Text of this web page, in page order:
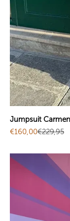
Jumpsuit
Angebot
€160,00Regulärer
€229,95